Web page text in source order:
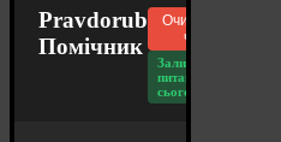
Pravdorub
Помічник
Очистити
чат
Залишилось
питань
сьогодні: 20